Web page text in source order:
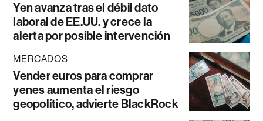
Yen avanza tras el débil dato
laboral de EE.UU. y crece la
alerta por posible intervención
MERCADOS
Vender euros para comprar
yenes aumenta el riesgo
geopolítico, advierte BlackRock